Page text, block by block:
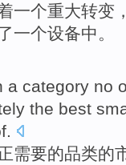
一个重大转变
一个设备中。
a category no
the best
需要的品类的